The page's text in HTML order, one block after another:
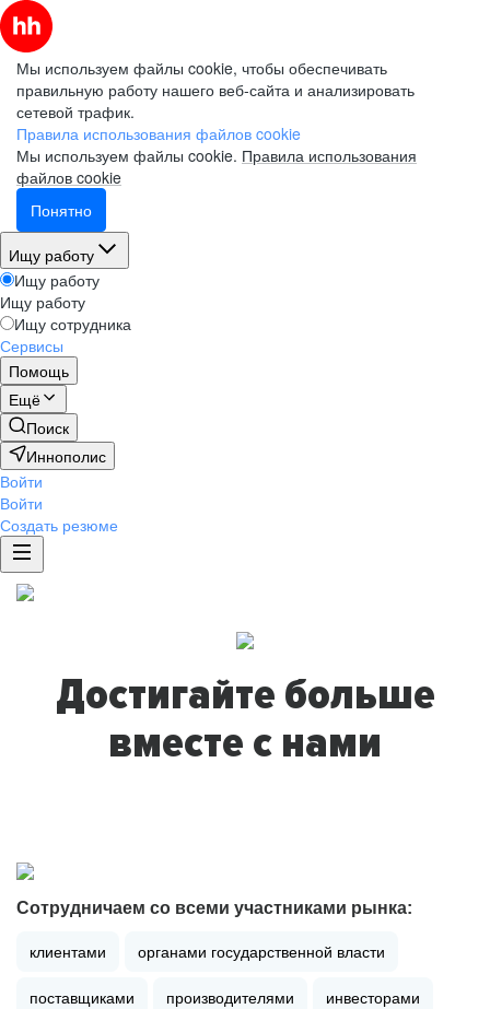
Мы используем файлы cookie, чтобы обеспечивать
правильную работу нашего веб-сайта и анализировать
сетевой трафик.
Правила использования файлов cookie
Мы используем файлы cookie. Правила использования
файлов cookie
Понятно
Ищу работу
Ищу работу
Ищу работу
Ищу сотрудника
Сервисы
Помощь
Ещё
Поиск
Иннополис
Войти
Войти
Создать резюме
Достигайте больше
вместе с нами
Сотрудничаем со всеми участниками рынка:
клиентами органами государственной власти
поставщиками производителями инвесторами